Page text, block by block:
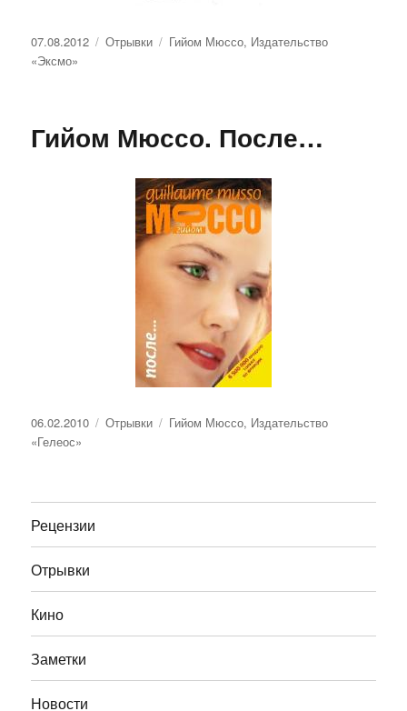
Опубликовано
07.08.2012 Рубрики
Отрывки Метки
Гийом Мюссо, Издательство
«Эксмо»
Гийом Мюссо. После…
Опубликовано
06.02.2010 Рубрики
Отрывки Метки
Гийом Мюссо, Издательство
«Гелеос»
Рецензии
Отрывки
Кино
Заметки
Новости